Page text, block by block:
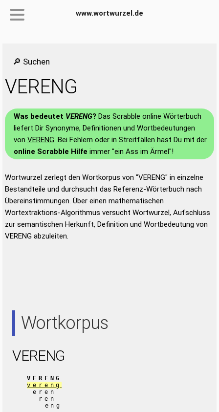
www.wortwurzel.de
🔎 Suchen
VERENG
Was bedeutet VERENG? Das Scrabble online Wörterbuch
liefert Dir Synonyme, Definitionen und Wortbedeutungen
von VERENG. Bei Fehlern oder in Streitfällen hast Du mit der
online Scrabble Hilfe immer "ein Ass im Ärmel"!
Wortwurzel zerlegt den Wortkorpus von "VERENG" in einzelne
Bestandteile und durchsucht das Referenz-Wörterbuch nach
Übereinstimmungen. Über einen mathematischen
Wortextraktions-Algorithmus versucht Wortwurzel, Aufschluss
zur semantischen Herkunft, Definition und Wortbedeutung von
VERENG abzuleiten.
Wortkorpus
VERENG
VERENG
vereng
eren
ren
eng